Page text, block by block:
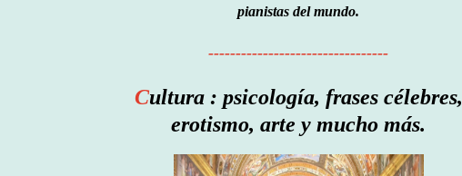
pianistas del mundo.
---------------------------------
Cultura: psicología, frases célebres,
erotismo, arte y mucho más.